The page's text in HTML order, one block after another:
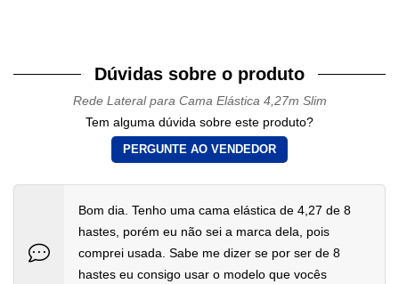
Dúvidas sobre o produto
Rede Lateral para Cama Elástica 4,27m Slim
Tem alguma dúvida sobre este produto?
PERGUNTE AO VENDEDOR
Bom dia. Tenho uma cama elástica de 4,27 de 8
hastes, porém eu não sei a marca dela, pois
comprei usada. Sabe me dizer se por ser de 8
hastes eu consigo usar o modelo que vocês